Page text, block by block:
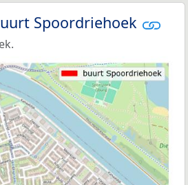
Spoordriehoek